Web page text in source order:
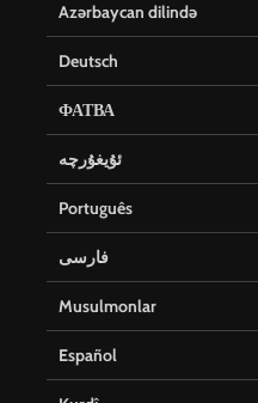
Azərbaycan dilində
Deutsch
ФАТВА
ئۇيغۇرچە
Português
فارسی
Musulmonlar
Español